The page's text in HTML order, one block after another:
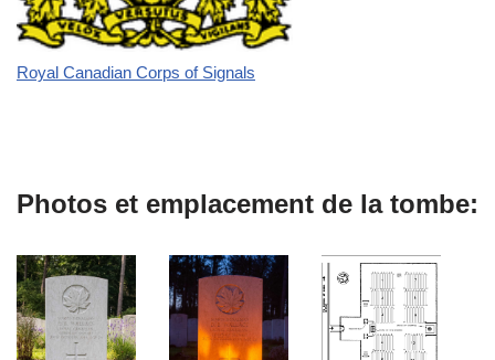
Royal Canadian Corps of Signals
Photos et emplacement de la tombe: